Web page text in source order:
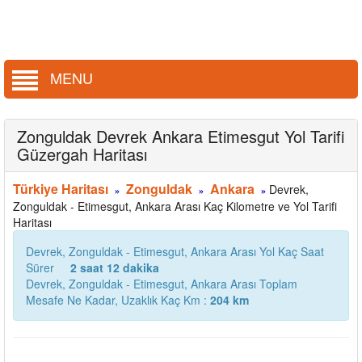
MENU
Zonguldak Devrek Ankara Etimesgut Yol Tarifi
Güzergah Haritası
Türkiye Haritası » Zonguldak » Ankara » Devrek,
Zonguldak - Etimesgut, Ankara Arası Kaç Kilometre ve Yol Tarifi
Haritası
Devrek, Zonguldak - Etimesgut, Ankara Arası Yol Kaç Saat
Sürer
2 saat 12 dakika
Devrek, Zonguldak - Etimesgut, Ankara Arası Toplam
Mesafe Ne Kadar, Uzaklık Kaç Km : 204 km